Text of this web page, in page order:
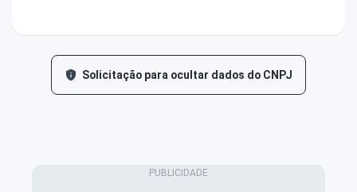
Solicitação para ocultar dados do CNPJ